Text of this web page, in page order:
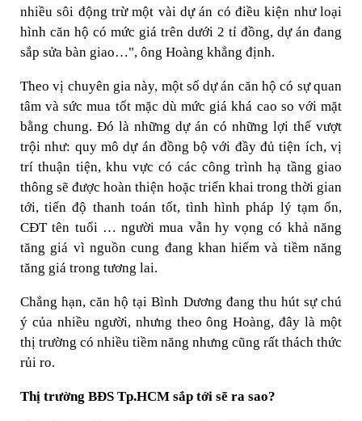
nhiều sôi động trừ một vài dự án có điều kiện như loại
hình căn hộ có mức giá trên dưới 2 tỉ đồng, dự án đang
sắp sửa bàn giao…", ông Hoàng khẳng định.
Theo vị chuyên gia này, một số dự án căn hộ có sự quan
tâm và sức mua tốt mặc dù mức giá khá cao so với mặt
bằng chung. Đó là những dự án có những lợi thế vượt
trội như: quy mô dự án đồng bộ với đầy đủ tiện ích, vị
trí thuận tiện, khu vực có các công trình hạ tầng giao
thông sẽ được hoàn thiện hoặc triển khai trong thời gian
tới, tiến độ thanh toán tốt, tình hình pháp lý tạm ổn,
CĐT tên tuổi … người mua vẫn hy vọng có khả năng
tăng giá vì nguồn cung đang khan hiếm và tiềm năng
tăng giá trong tương lai.
Chẳng hạn, căn hộ tại Bình Dương đang thu hút sự chú
ý của nhiều người, nhưng theo ông Hoàng, đây là một
thị trường có nhiều tiềm năng nhưng cũng rất thách thức
rủi ro.
Thị trường BĐS Tp.HCM sắp tới sẽ ra sao?